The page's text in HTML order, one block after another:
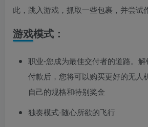
此，跳入游戏，抓取一些包裹，并尝试
游戏模式：
职业-您成为最佳交付者的道路。解
付款后，您将可以购买更好的无人
自己的规格和特别奖金
独奏模式-随心所欲的飞行